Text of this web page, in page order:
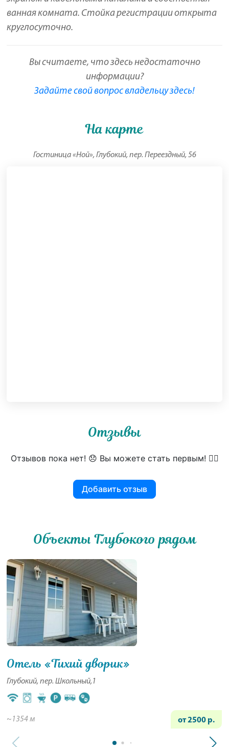
ванная комната. Стойка регистрации открыта
круглосуточно.
Вы считаете, что здесь недостаточно
информации?
Задайте свой вопрос владельцу здесь!
На карте
Гостиница «Ной», Глубокий, пер. Переездный, 56
Отзывы
Отзывов пока нет! 😞 Вы можете стать первым! 👍🏻
Добавить отзыв
Объекты Глубокого рядом
Отель «Тихий дворик»
Глубокий, пер. Школьный,1
~1354 м от 2500 р.